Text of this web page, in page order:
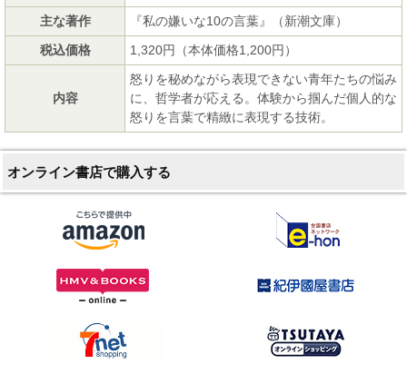
主な著作
『私の嫌いな10の言葉』（新潮文庫）
税込価格
1,320円（本体価格1,200円）
内容
怒りを秘めながら表現できない青年たちの悩み
に、哲学者が応える。体験から掴んだ個人的な
怒りを言葉で精緻に表現する技術。
オンライン書店で購入する